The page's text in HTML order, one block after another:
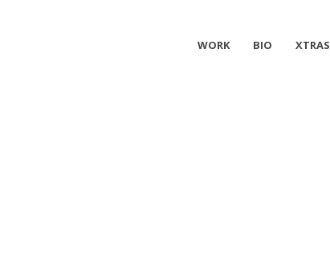
WORK BIO XTRAS